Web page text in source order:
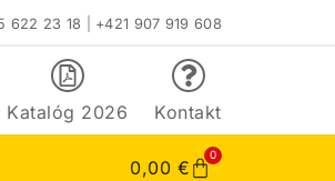
622 23 18 +421 907 919 608
Katalóg 2026 Kontakt
0,00 €
0